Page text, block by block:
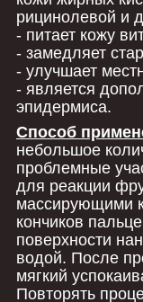
рицинолевой и
- питает кожу
- замедляет
- улучшает
- является
эпидермиса.
Способ
небольшое
проблемные
для реакции
массирующими
кончиков
поверхности
водой. После
мягкий
Повторять